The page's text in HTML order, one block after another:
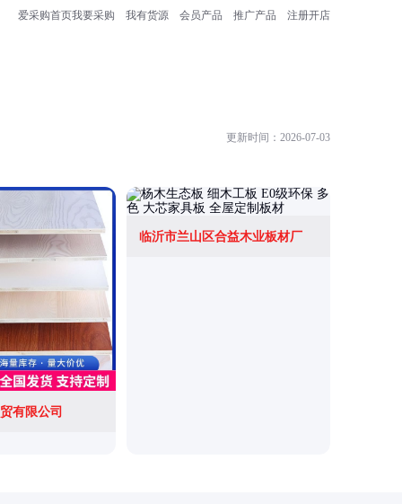
爱采购首页我要采购 我有货源 会员产品 推广产品 注册开店
更新时间：2026-07-03
有限公司
临沂市兰山区合益木业板材厂